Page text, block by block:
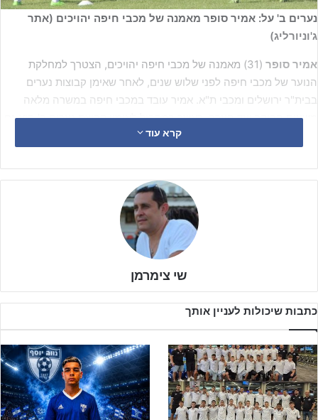
נערים ב' על: אמיר סופר מאמנה של מכבי חיפה יהויכים (אתר
ג'וניורליג)
אמיר סופר
(31) מאמנה של מכבי חיפה יהויכים, הצטרך למחלקת
הנוער של מכבי חיפה לפני שלוש שנים, לאחר שאימן קבוצות נערים
בבית"ר ירושלים ומכבי ת"א. אמיר עובד במכבי חיפה במשרה מלאה
משעות הבוקר ועד הערב, כאשר במקביל לאימון קבוצת נערים ב' הוא גם
אחראי על קבוצות נערים ג' וילדים א' של המועדון.
סופר אשר מאמן את שנתון 2004 זאת השנה השנייה ברציפות, מוביל את
הקבוצה העונה לצמרת ליגת נערים ב' על כשהיא ממוקמת במקום
השלישי מרחק שלוש נקודות ממכבי ת"א מוליכת הטבלה.
קרא עוד
שי צימרמן
כתבות שיכולות לעניין אותך